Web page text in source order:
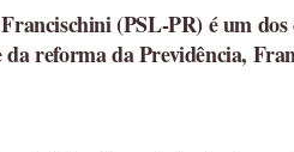
(PSL-PR) é um
reforma da Previdência,